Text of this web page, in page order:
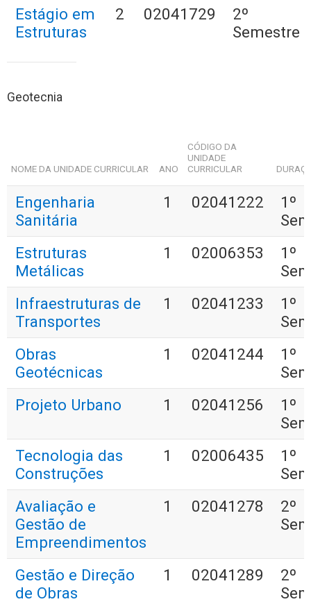
Estágio em
Estruturas
2 02041729
2º
Semestre
Geotecnia
NOME DA UNIDADE CURRICULAR ANO
CÓDIGO DA
UNIDADE
CURRICULAR
Engenharia
Sanitária
1 02041222
1º
Estruturas
Metálicas
1 02006353
1º
Infraestruturas de
Transportes
1 02041233
1º
Obras
Geotécnicas
1 02041244
1º
Projeto Urbano
1 02041256
1º
Tecnologia das
Construções
1 02006435
1º
Avaliação e
Gestão de
Empreendimentos
1 02041278
2º
Gestão e Direção
de Obras
1 02041289
2º